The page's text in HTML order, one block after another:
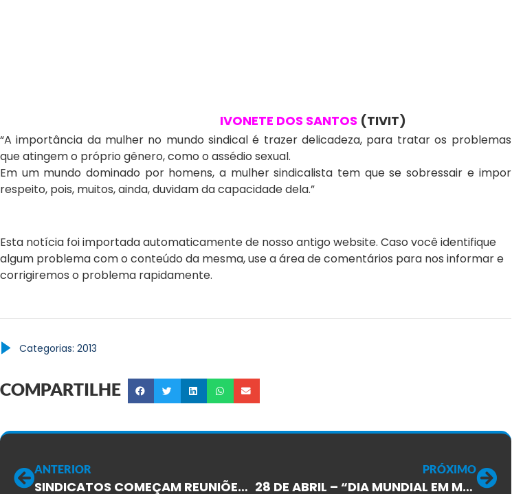
IVONETE DOS SANTOS (TIVIT)
“A importância da mulher no mundo sindical é trazer delicadeza, para tratar os problemas
que atingem o próprio gênero, como o assédio sexual.
Em um mundo dominado por homens, a mulher sindicalista tem que se sobressair e impor
respeito, pois, muitos, ainda, duvidam da capacidade dela.”
Esta notícia foi importada automaticamente de nosso antigo website. Caso você identifique
algum problema com o conteúdo da mesma, use a área de comentários para nos informar e
corrigiremos o problema rapidamente.
Categorias: 2013
COMPARTILHE
ANTERIOR
SINDICATOS COMEÇAM REUNIÕES COM O SINSTAL!
PRÓXIMO
28 DE ABRIL – “DIA MUNDIAL EM MEMÓRIA DAS VÍTIMAS DE ACIDENTES DE TRABALHO 2013”!